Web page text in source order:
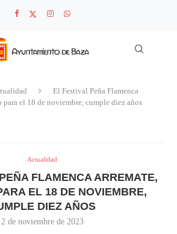
El Festival Peña Flamenca
para el 18 de noviembre, cumple diez años
Actualidad
FLAMENCA ARREMATE,
EL 18 DE NOVIEMBRE,
DIEZ AÑOS
2 de noviembre de 2023